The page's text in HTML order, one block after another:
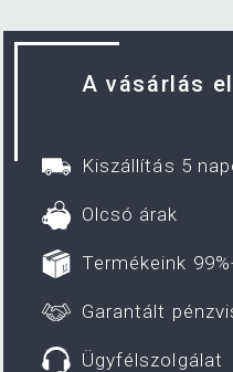
A vásárlás
Kiszállítás 5
Olcsó árak
Termékeink
Garantált
Ügyfélszolgálat